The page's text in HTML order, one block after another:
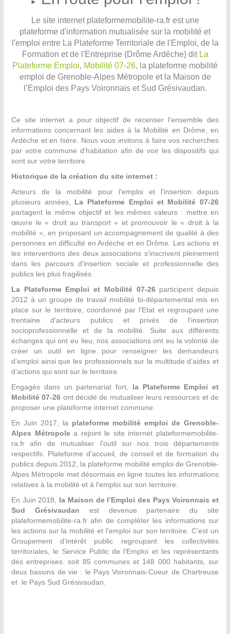
►
Le site internet plateformemobilite-ra.fr est une
plateforme d'information mutualisée sur la mobilité et
l'emploi entre La Plateforme Territoriale de l'Emploi, de la
Formation et de l'Entreprise (Drôme Ardèche) dit La
Plateforme Emploi, Mobilité 07-26, la plateforme mobilité
emploi de Grenoble-Alpes Métropole et la Maison de
l’Emploi des Pays Voironnais et Sud Grésivaudan.
Ce site internet a pour objectif de recenser l'ensemble des
informations concernant les aides à la Mobilité en Drôme, en
Ardèche et en Isère. Nous vous invitons à faire vos recherches
par votre commune d'habitation afin de voir les dispositifs qui
sont sur votre territoire.
Historique de la création du site internet :
Acteurs de la mobilité pour l'emploi et l'insertion depuis
plusieurs années, La Plateforme Emploi et Mobilité 07-26
partagent le même objectif et les mêmes valeurs : mettre en
œuvre le « droit au transport » et promouvoir le « droit à la
mobilité », en proposant un accompagnement de qualité à des
personnes en difficulté en Ardèche et en Drôme. Les actions et
les interventions des deux associations s'inscrivent pleinement
dans les parcours d'insertion sociale et professionnelle des
publics les plus fragilisés.
La Plateforme Emploi et Mobilité 07-26participent depuis
2012 à un groupe de travail mobilité bi-départemental mis en
place sur le territoire, coordonné par l'Etat et regroupant une
trentaine d'acteurs publics et privés de l'insertion
socioprofessionnelle et de la mobilité. Suite aux différents
échanges qui ont eu lieu, nos associations ont eu la volonté de
créer un outil en ligne pour renseigner les demandeurs
d’emploi ainsi que les professionnels sur la multitude d’aides et
d’actions qui sont sur le territoire.
Engagés dans un partenariat fort, la Plateforme Emploi et
Mobilité 07-26 ont décidé de mutualiser leurs ressources et de
proposer une plateforme internet commune.
En Juin 2017, la plateforme mobilité emploi de Grenoble-
Alpes Métropolea rejoint le site internet plateformemobilite-
ra.fr afin de mutualiser l'outil sur nos trois départements
respectifs. Plateforme d'accueil, de conseil et de formation du
publics depuis 2012, la plateforme mobilité emploi de Grenoble-
Alpes Métropole met désormais en ligne toutes les informations
relatives à la mobilité et à l'emploi sur son territoire.
En Juin 2018, la Maison de l’Emploi des Pays Voironnais et
Sud Grésivaudan est devenue partenaire du site
plateformemobilite-ra.fr afin de compléter les informations sur
les actions sur la mobilité et l’emploi sur son territoire. C’est un
Groupement d’intérêt public regroupant les collectivités
territoriales, le Service Public de l'Emploi et les représentants
des entreprises. soit 85 communes et 148 000 habitants, sur
deux bassins de vie : le Pays Voironnais-Coeur de Chartreuse
et le Pays Sud Grésivaudan.